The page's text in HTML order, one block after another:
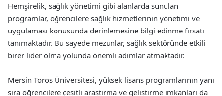
Hemşirelik, sağlık yönetimi gibi alanlarda sunulan
programlar, öğrencilere sağlık hizmetlerinin yönetimi ve
uygulaması konusunda derinlemesine bilgi edinme fırsatı
tanımaktadır. Bu sayede mezunlar, sağlık sektöründe etkili
birer lider olma yolunda önemli adımlar atmaktadır.
Mersin Toros Üniversitesi, yüksek lisans programlarının yanı
sıra öğrencilere çeşitli araştırma ve geliştirme imkanları da